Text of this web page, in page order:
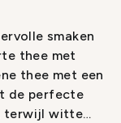
smaken
thee met
thee met een
de perfecte
terwijl witte